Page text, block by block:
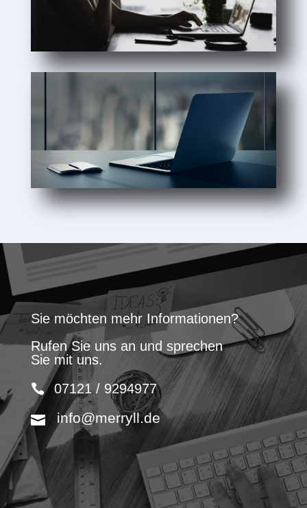
Sie möchten mehr Informationen?
Rufen Sie uns an und sprechen
Sie mit uns.
07121 / 9294977
info@merryll.de